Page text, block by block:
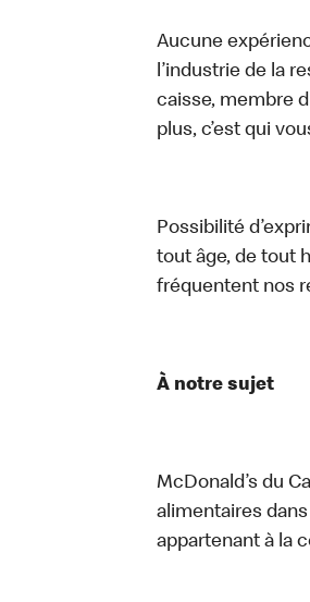
Aucune
l’industrie de la
caisse, membre
plus, c’est qui
Possibilité
tout âge, de tout
fréquentent nos
À notre sujet
McDonald’s du
alimentaires
appartenant à la